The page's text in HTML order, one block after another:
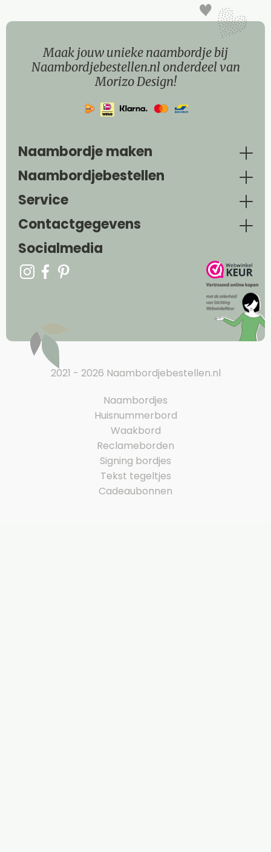
Maak jouw unieke naambordje bij
Naambordjebestellen.nl onderdeel van
Morizo Design!
Naambordje maken
Naambordjebestellen
Service
Contactgegevens
Socialmedia
2021 - 2026 Naambordjebestellen.nl
Naambordjes
Huisnummerbord
Waakbord
Reclameborden
Signing bordjes
Tekst tegeltjes
Cadeaubonnen